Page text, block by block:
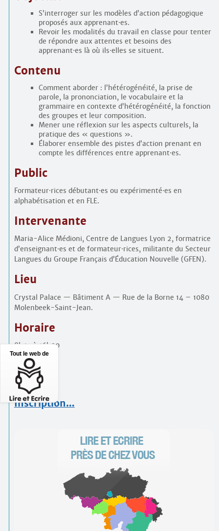
S’interroger sur les modèles d’action pédagogique
proposés aux apprenant·es.
Revoir les modalités du travail en classe pour tenter
de répondre aux attentes et besoins des
apprenant·es là où ils·elles se situent.
Contenu
Comment aborder : l’hétérogénéité, la prise de
parole, la prononciation, le vocabulaire et la
grammaire en contexte d’hétérogénéité, la fonction
des groupes et leur composition.
Mener une réflexion sur les aspects culturels, la
pratique des « questions ».
Élaborer ensemble des pistes d’action prenant en
compte les différences entre apprenant·es.
Public
Formateur·rices débutant·es ou expérimenté·es en
alphabétisation et en FLE.
Intervenante
Maria-Alice Médioni, Centre de Langues Lyon 2, formatrice
d’enseignant·es et de formateur·rices, militante du Secteur
Langues du Groupe Français d’Éducation Nouvelle (GFEN).
Lieu
Crystal Palace — Bâtiment A — Rue de la Borne 14 – 1080
Molenbeek-Saint-Jean.
Horaire
8h45 à 16h00
Prix
90 €
Inscription…
Tout le web de